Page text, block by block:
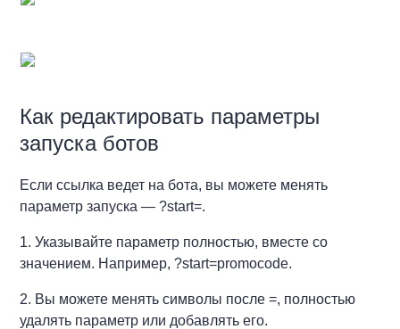
Как редактировать параметры
запуска ботов
Если ссылка ведет на бота, вы можете менять
параметр запуска — ?start=.
1. Указывайте параметр полностью, вместе со
значением. Например, ?start=promocode.
2. Вы можете менять символы после =, полностью
удалять параметр или добавлять его.